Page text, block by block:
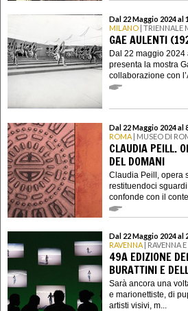
Dal 22 Maggio 2024 al
MILANO | TRIENNALE
GAE AULENTI
Dal 22 maggio
presenta la mostra
collaborazione con
Dal 22 Maggio 2024 al
ROMA | MUSEO DI
CLAUDIA PEILL.
DEL DOMANI
Claudia Peill, opera
restituendoci
confonde con il
Dal 22 Maggio 2024 al
RAVENNA | RAVENNA
49A EDIZIONE
BURATTINI E
Sarà ancora una
e marionettiste, di
artisti visivi, m...